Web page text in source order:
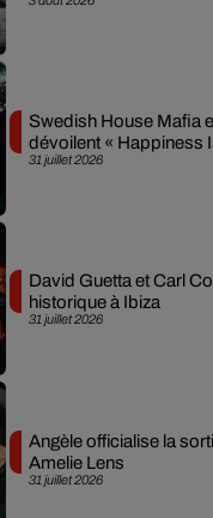
31 juillet 2026
Swedish House Mafia
dévoilent « Happiness
31 juillet 2026
David Guetta et Carl
historique à Ibiza
31 juillet 2026
Angèle officialise la
Amelie Lens